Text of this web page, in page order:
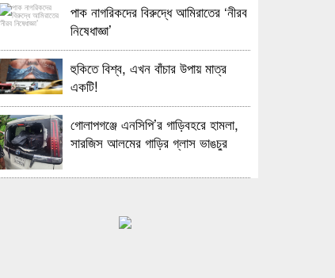
পাক নাগরিকদের বিরুদ্ধে আমিরাতের ‘নীরব
নিষেধাজ্ঞা’
হুকিতে বিশ্ব, এখন বাঁচার উপায় মাত্র
একটি!
গোলাপগঞ্জে এনসিপি’র গাড়িবহরে হামলা,
সারজিস আলমের গাড়ির গ্লাস ভাঙচুর